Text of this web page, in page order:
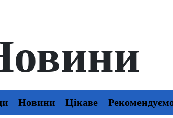
Новини Цікаве